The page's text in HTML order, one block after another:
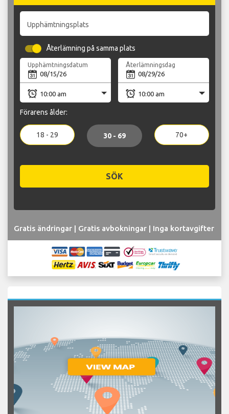
Upphämtningsplats
Återlämning på samma plats
Upphämtningsdatum Återlämningsdag
Förarens ålder:
18 - 29 30 - 69 70+
SÖK
Gratis ändringar | Gratis avbokningar | Inga kortavgifter